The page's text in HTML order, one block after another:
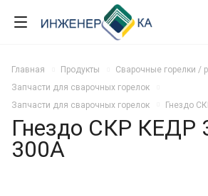
Главная Продукты
Сварочные горелки /
Запчасти для сварочных горелок
Запчасти для сварочных горелок
Гнездо
Гнездо СКР КЕДР
300А